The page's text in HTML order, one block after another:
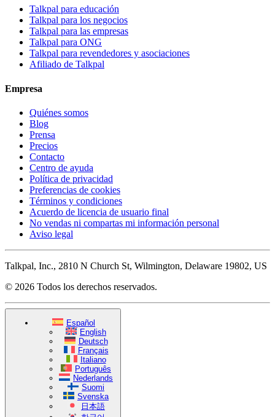
Talkpal para educación
Talkpal para los negocios
Talkpal para las empresas
Talkpal para ONG
Talkpal para revendedores y asociaciones
Afiliado de Talkpal
Empresa
Quiénes somos
Blog
Prensa
Precios
Contacto
Centro de ayuda
Política de privacidad
Preferencias de cookies
Términos y condiciones
Acuerdo de licencia de usuario final
No vendas ni compartas mi información personal
Aviso legal
Talkpal, Inc., 2810 N Church St, Wilmington, Delaware 19802, US
© 2026 Todos los derechos reservados.
Español
English
Deutsch
Français
Italiano
Português
Nederlands
Suomi
Svenska
日本語